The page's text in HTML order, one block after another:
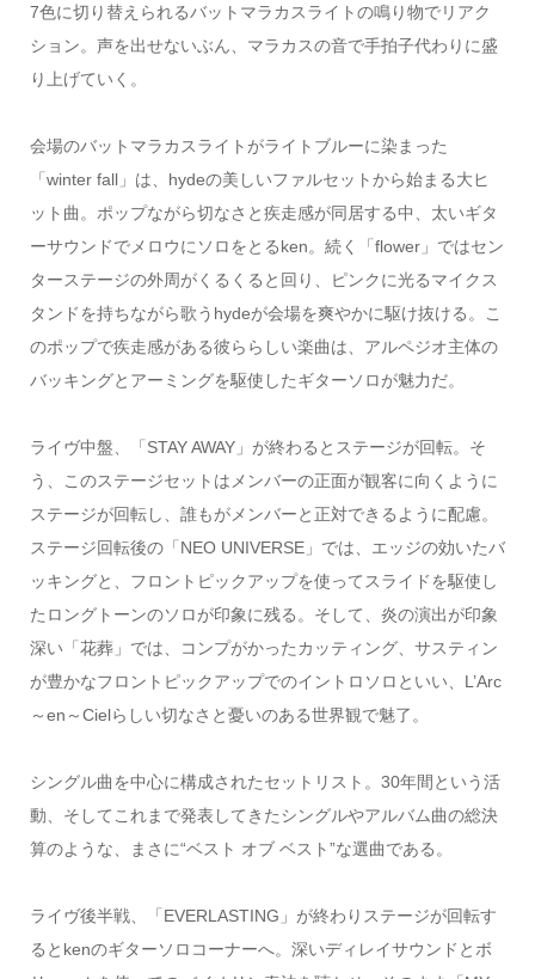
7色に切り替えられるバットマラカスライトの鳴り物でリアク
ション。声を出せないぶん、マラカスの音で手拍子代わりに盛
り上げていく。
会場のバットマラカスライトがライトブルーに染まった
「winter fall」は、hydeの美しいファルセットから始まる大ヒ
ット曲。ポップながら切なさと疾走感が同居する中、太いギタ
ーサウンドでメロウにソロをとるken。続く「flower」ではセン
ターステージの外周がくるくると回り、ピンクに光るマイクス
タンドを持ちながら歌うhydeが会場を爽やかに駆け抜ける。こ
のポップで疾走感がある彼ららしい楽曲は、アルペジオ主体の
バッキングとアーミングを駆使したギターソロが魅力だ。
ライヴ中盤、「STAY AWAY」が終わるとステージが回転。そ
う、このステージセットはメンバーの正面が観客に向くように
ステージが回転し、誰もがメンバーと正対できるように配慮。
ステージ回転後の「NEO UNIVERSE」では、エッジの効いたバ
ッキングと、フロントピックアップを使ってスライドを駆使し
たロングトーンのソロが印象に残る。そして、炎の演出が印象
深い「花葬」では、コンプがかったカッティング、サスティン
が豊かなフロントピックアップでのイントロソロといい、L’Arc
～en～Cielらしい切なさと憂いのある世界観で魅了。
シングル曲を中心に構成されたセットリスト。30年間という活
動、そしてこれまで発表してきたシングルやアルバム曲の総決
算のような、まさに“ベスト オブ ベスト”な選曲である。
ライヴ後半戦、「EVERLASTING」が終わりステージが回転す
るとkenのギターソロコーナーへ。深いディレイサウンドとボ